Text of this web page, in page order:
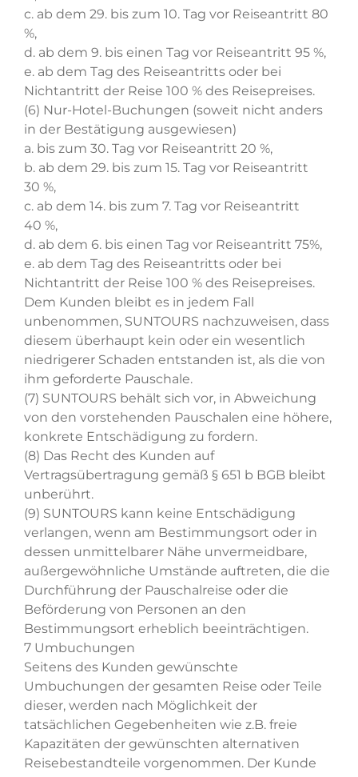
c. ab dem 29. bis zum 10. Tag vor Reiseantritt 80
%,
d. ab dem 9. bis einen Tag vor Reiseantritt 95 %,
e. ab dem Tag des Reiseantritts oder bei
Nichtantritt der Reise 100 % des Reisepreises.
(6) Nur-Hotel-Buchungen (soweit nicht anders
in der Bestätigung ausgewiesen)
a. bis zum 30. Tag vor Reiseantritt 20 %,
b. ab dem 29. bis zum 15. Tag vor Reiseantritt
30 %,
c. ab dem 14. bis zum 7. Tag vor Reiseantritt
40 %,
d. ab dem 6. bis einen Tag vor Reiseantritt 75%,
e. ab dem Tag des Reiseantritts oder bei
Nichtantritt der Reise 100 % des Reisepreises.
Dem Kunden bleibt es in jedem Fall
unbenommen, SUNTOURS nachzuweisen, dass
diesem überhaupt kein oder ein wesentlich
niedrigerer Schaden entstanden ist, als die von
ihm geforderte Pauschale.
(7) SUNTOURS behält sich vor, in Abweichung
von den vorstehenden Pauschalen eine höhere,
konkrete Entschädigung zu fordern.
(8) Das Recht des Kunden auf
Vertragsübertragung gemäß § 651 b BGB bleibt
unberührt.
(9) SUNTOURS kann keine Entschädigung
verlangen, wenn am Bestimmungsort oder in
dessen unmittelbarer Nähe unvermeidbare,
außergewöhnliche Umstände auftreten, die die
Durchführung der Pauschalreise oder die
Beförderung von Personen an den
Bestimmungsort erheblich beeinträchtigen.
7 Umbuchungen
Seitens des Kunden gewünschte
Umbuchungen der gesamten Reise oder Teile
dieser, werden nach Möglichkeit der
tatsächlichen Gegebenheiten wie z.B. freie
Kapazitäten der gewünschten alternativen
Reisebestandteile vorgenommen. Der Kunde